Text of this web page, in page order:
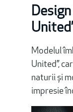
Modelul
United”,
naturii și
impresie